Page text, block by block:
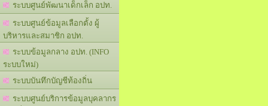
ระบบศูนย์พัฒนาเด็กเล็ก อปท.
ระบบศูนย์ข้อมูลเลือกตั้ง ผู้
บริหารและสมาชิก อปท.
ระบบข้อมูลกลาง อปท. (INFO
ระบบใหม่)
ระบบบันทึกบัญชีท้องถิ่น
ระบบศูนย์บริการข้อมูลบุคลากร